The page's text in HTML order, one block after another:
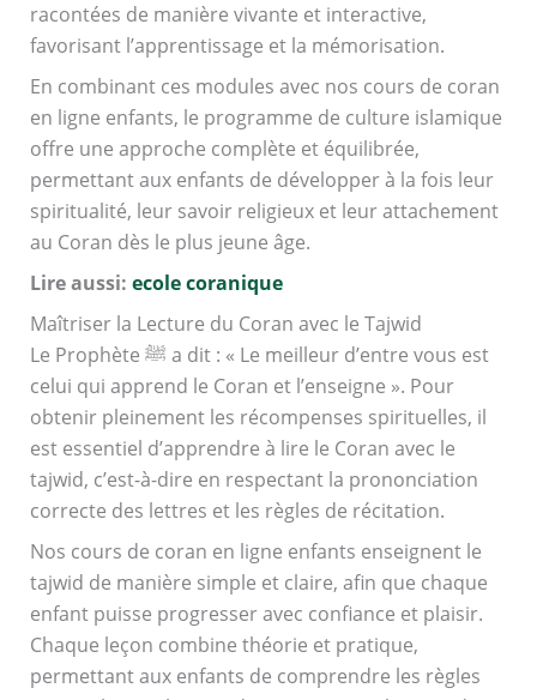
racontées de manière vivante et interactive,
favorisant l’apprentissage et la mémorisation.
En combinant ces modules avec nos cours de coran
en ligne enfants, le programme de culture islamique
offre une approche complète et équilibrée,
permettant aux enfants de développer à la fois leur
spiritualité, leur savoir religieux et leur attachement
au Coran dès le plus jeune âge.
Lire aussi: ecole coranique
Maîtriser la Lecture du Coran avec le Tajwid
Le Prophète ﷺ a dit : « Le meilleur d’entre vous est
celui qui apprend le Coran et l’enseigne ». Pour
obtenir pleinement les récompenses spirituelles, il
est essentiel d’apprendre à lire le Coran avec le
tajwid, c’est-à-dire en respectant la prononciation
correcte des lettres et les règles de récitation.
Nos cours de coran en ligne enfants enseignent le
tajwid de manière simple et claire, afin que chaque
enfant puisse progresser avec confiance et plaisir.
Chaque leçon combine théorie et pratique,
permettant aux enfants de comprendre les règles